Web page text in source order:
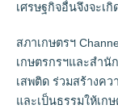
เศรษฐกิจอื่นจึงจะเ
สภาเกษตรฯ
เกษตรกรฯและสำนั
เสพติด ร่วมสร้างคว
และเป็นธรรมให้เก